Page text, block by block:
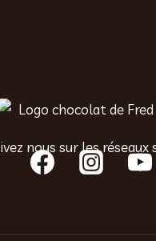
nous sur les réseaux